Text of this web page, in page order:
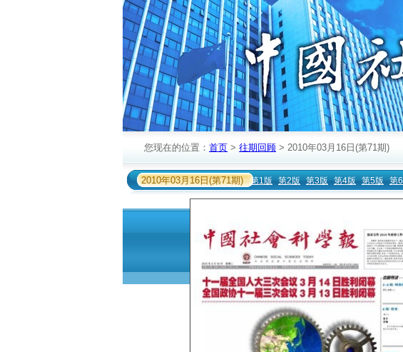
您现在的位置： 首页 > 往期回顾 > 2010年03月16日(第71期)
2010年03月16日(第71期) 第1版 第2版 第3版 第4版 第5版 第